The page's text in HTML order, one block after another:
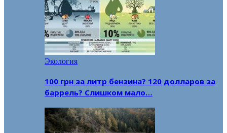
Экология
100 грн за литр бензина? 120 долларов за
баррель? Слишком мало…